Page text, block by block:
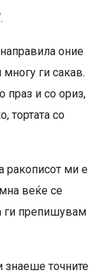
оние
ги сакав.
праз и со ориз,
тортата со
ракописот ми е
веќе се
ги препишувам
точните